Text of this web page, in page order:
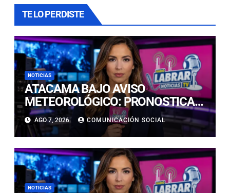
TE LO PERDISTE
NOTICIAS
ATACAMA BAJO AVISO
METEOROLÓGICO: PRONOSTICAN
LLUVIAS E ISOTERMA CERO ALTA
EN PRECORDILLERA Y
CORDILLERA
AGO 7, 2026 COMUNICACIÓN SOCIAL
NOTICIAS